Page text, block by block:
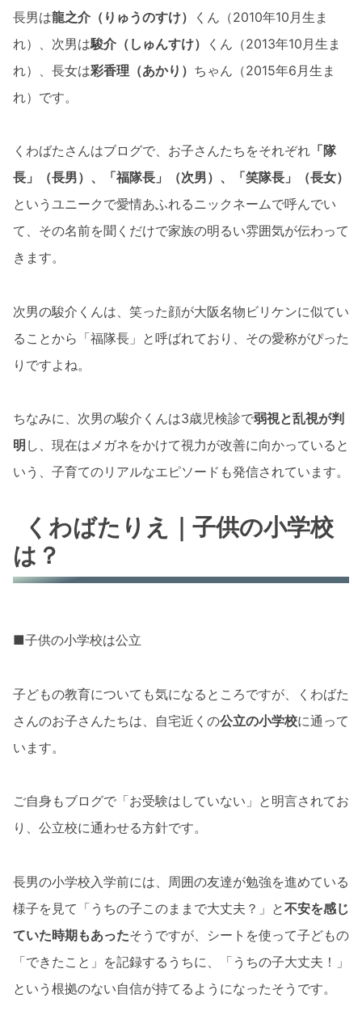
長男は龍之介（りゅうのすけ）
くん（2010年10月生ま
れ）、次男は駿介（しゅんすけ）
くん（2013年10月生ま
れ）、長女は彩香理（あかり） ちゃん（2015年6月生ま
れ）です。
くわばたさんはブログで、お子さんたちをそれぞれ 「隊
長」（長男）、「福隊長」（次男）、「笑隊長」（長女）
というユニークで愛情あふれるニックネームで呼んでい
て、その名前を聞くだけで家族の明るい雰囲気が伝わって
きます。
次男の駿介くんは、笑った顔が大阪名物ビリケンに似てい
ることから「福隊長」と呼ばれており、その愛称がぴった
りですよね。
ちなみに、次男の駿介くんは3歳児検診で弱視と乱視が判
明 し、現在はメガネをかけて視力が改善に向かっていると
いう、子育てのリアルなエピソードも発信されています。
くわばたりえ｜子供の小学校
は？
■子供の小学校は公立
子どもの教育についても気になるところですが、くわばた
さんのお子さんたちは、自宅近くの公立の小学校に通って
います。
ご自身もブログで「お受験はしていない」と明言されてお
り、公立校に通わせる方針です。
長男の小学校入学前には、周囲の友達が勉強を進めている
様子を見て「うちの子このままで大丈夫？」と不安を感じ
ていた時期もあったそうですが、シートを使って子どもの
「できたこと」を記録するうちに、「うちの子大丈夫！」
という根拠のない自信が持てるようになったそうです。